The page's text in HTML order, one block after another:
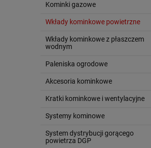
Kominki gazowe
Wkłady kominkowe powietrzne
Wkłady kominkowe z płaszczem
wodnym
Paleniska ogrodowe
Akcesoria kominkowe
Kratki kominkowe i wentylacyjne
Systemy kominowe
System dystrybucji gorącego
powietrza DGP